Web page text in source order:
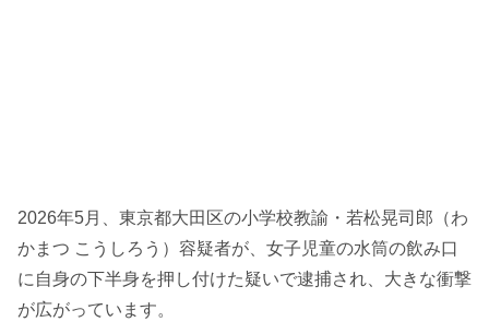
2026年5月、東京都大田区の小学校教諭・若松晃司郎（わ
かまつ こうしろう）容疑者が、女子児童の水筒の飲み口
に自身の下半身を押し付けた疑いで逮捕され、大きな衝撃
が広がっています。